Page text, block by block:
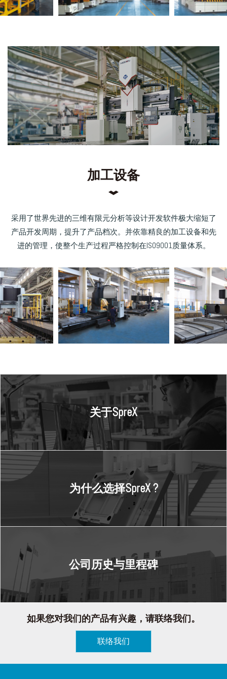
加工设备
采用了世界先进的三维有限元分析等设计开发软件极大缩短了
产品开发周期，提升了产品档次。并依靠精良的加工设备和先
进的管理，使整个生产过程严格控制在IS09001质量体系。
关于SpreX
为什么选择SpreX ?
公司历史与里程碑
如果您对我们的产品有兴趣，请联络我们。
联络我们